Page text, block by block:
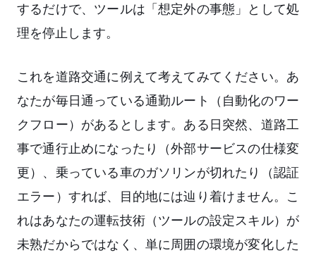
するだけで、ツールは「想定外の事態」として処
理を停止します。
これを道路交通に例えて考えてみてください。あ
なたが毎日通っている通勤ルート（自動化のワー
クフロー）があるとします。ある日突然、道路工
事で通行止めになったり（外部サービスの仕様変
更）、乗っている車のガソリンが切れたり（認証
エラー）すれば、目的地には辿り着けません。こ
れはあなたの運転技術（ツールの設定スキル）が
未熟だからではなく、単に周囲の環境が変化した